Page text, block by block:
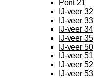
Pont 21
IJ-veer 32
IJ-veer 33
IJ-veer 34
IJ-veer 35
IJ-veer 50
IJ-veer 51
IJ-veer 52
IJ-veer 53